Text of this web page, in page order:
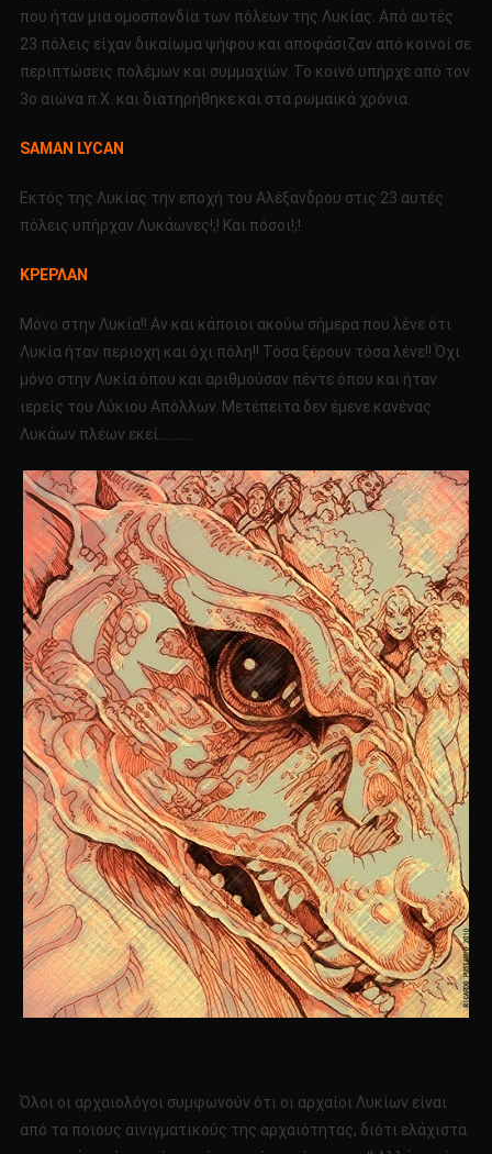
που ήταν μια ομοσπονδία των πόλεων της Λυκίας. Από αυτές
23 πόλεις είχαν δικαίωμα ψήφου και αποφάσιζαν από κοινοί σε
περιπτώσεις πολέμων και συμμαχιών. Το κοινό υπήρχε από τον
3ο αιώνα π.Χ. και διατηρήθηκε και στα ρωμαϊκά χρόνια.
SAMAN LYCAN
Εκτός της Λυκίας την εποχή του Αλέξανδρου στις 23 αυτές
πόλεις υπήρχαν Λυκάωνες!;! Και πόσοι!;!
ΚΡΕΡΛΑΝ
Μόνο στην Λυκία!! Αν και κάποιοι ακούω σήμερα που λένε ότι
Λυκία ήταν περιοχη και όχι πόλη!! Τόσα ξέρουν τόσα λένε!! Όχι
μόνο στην Λυκία όπου και αριθμούσαν πέντε όπου και ήταν
ιερείς του Λύκιου Απόλλων. Μετέπειτα δεν έμενε κανένας
Λυκάων πλέων εκεί……….
Όλοι οι αρχαιολόγοι συμφωνούν ότι οι αρχαίοι Λυκίων είναι
από τα ποιους αινιγματικούς της αρχαιότητας, διότι ελάχιστα